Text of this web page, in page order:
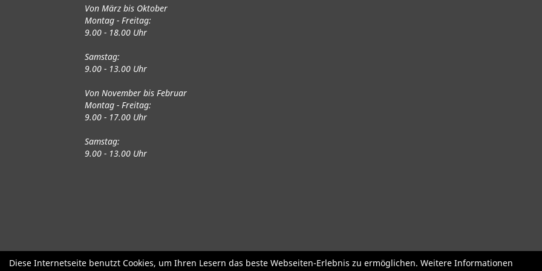
Von März bis Oktober
Montag - Freitag:
9.00 - 18.00 Uhr
Samstag:
9.00 - 13.00 Uhr
Von November bis Februar
Montag - Freitag:
9.00 - 17.00 Uhr
Samstag:
9.00 - 13.00 Uhr
Fahrräder Gute gebrauchte Fahrräder Roller + Laufräder Fahrradzubehör Fahrradteile
Diese Internetseite benutzt Cookies, um Ihren Lesern das beste Webseiten-Erlebnis zu ermöglichen. Weitere Informationen